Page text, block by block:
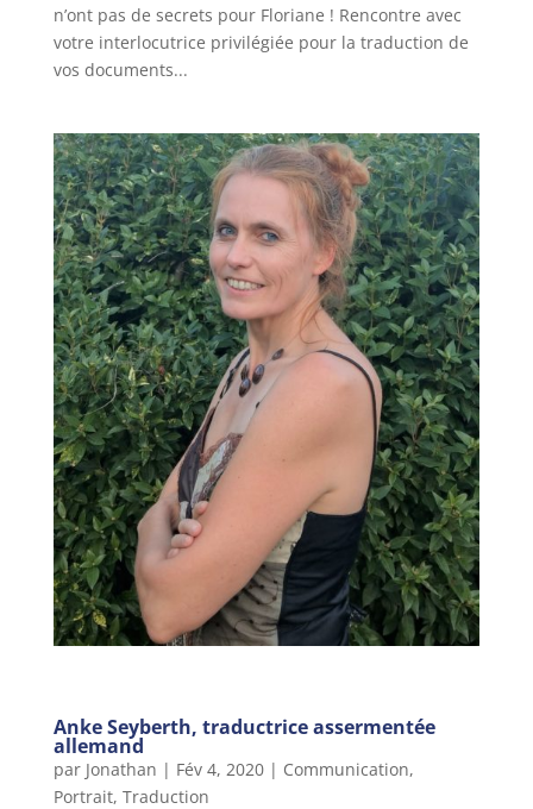
n’ont pas de secrets pour Floriane ! Rencontre avec
votre interlocutrice privilégiée pour la traduction de
vos documents...
Anke Seyberth, traductrice assermentée
allemand
par Jonathan | Fév 4, 2020| Communication,
Portrait, Traduction